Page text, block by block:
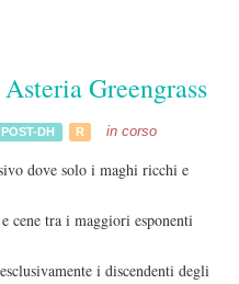
Asteria Greengrass
POST-DH R in corso
dove solo i maghi ricchi e
cene tra i maggiori esponenti
i discendenti degli